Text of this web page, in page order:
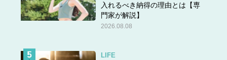
入れるべき納得の理由とは【専
門家が解説】
2026.08.08
LIFE